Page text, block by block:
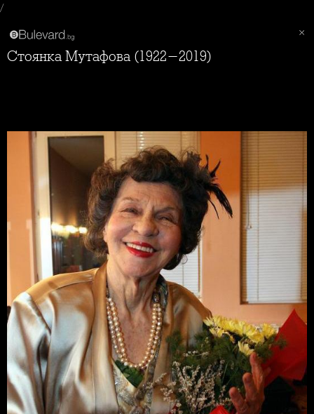
/
Стоянка Мутафова (1922-2019)